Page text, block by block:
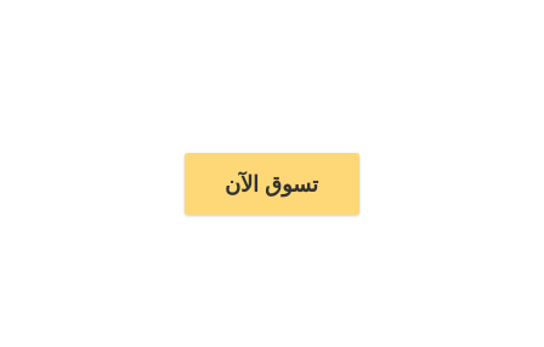
تسوق الآن